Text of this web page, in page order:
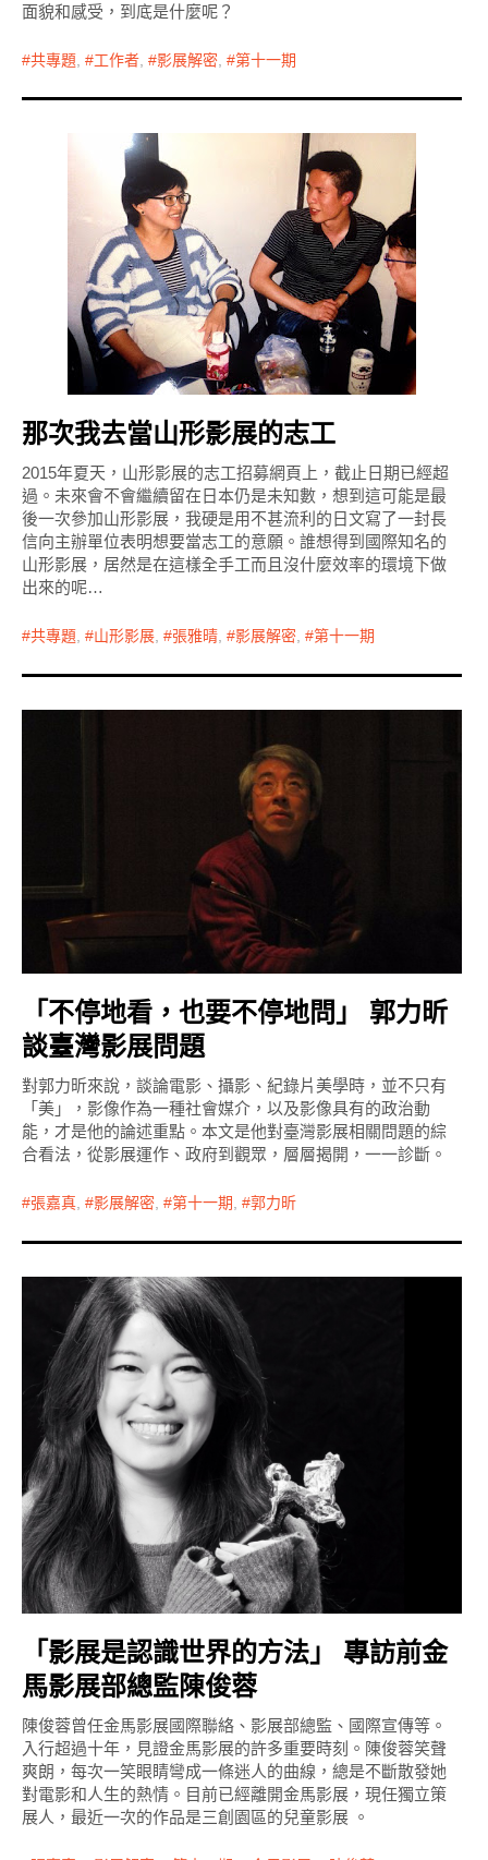
面貌和感受，到底是什麼呢？
共專題 , 工作者 , 影展解密 , 第十一期
那次我去當山形影展的志工
2015年夏天，山形影展的志工招募網頁上，截止日期已經超
過。未來會不會繼續留在日本仍是未知數，想到這可能是最
後一次參加山形影展，我硬是用不甚流利的日文寫了一封長
信向主辦單位表明想要當志工的意願。誰想得到國際知名的
山形影展，居然是在這樣全手工而且沒什麼效率的環境下做
出來的呢…
共專題 , 山形影展 , 張雅晴 , 影展解密 , 第十一期
「不停地看，也要不停地問」 郭力昕
談臺灣影展問題
對郭力昕來說，談論電影、攝影、紀錄片美學時，並不只有
「美」，影像作為一種社會媒介，以及影像具有的政治動
能，才是他的論述重點。本文是他對臺灣影展相關問題的綜
合看法，從影展運作、政府到觀眾，層層揭開，一一診斷。
張嘉真 , 影展解密 , 第十一期 , 郭力昕
「影展是認識世界的方法」 專訪前金
馬影展部總監陳俊蓉
陳俊蓉曾任金馬影展國際聯絡、影展部總監、國際宣傳等。
入行超過十年，見證金馬影展的許多重要時刻。陳俊蓉笑聲
爽朗，每次一笑眼睛彎成一條迷人的曲線，總是不斷散發她
對電影和人生的熱情。目前已經離開金馬影展，現任獨立策
展人，最近一次的作品是三創園區的兒童影展 。